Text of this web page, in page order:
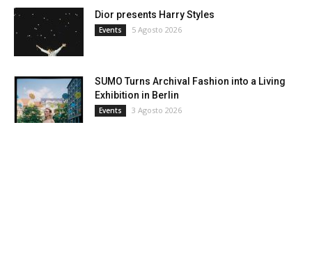
Dior presents Harry Styles
Events 5 Agosto 2026
SUMO Turns Archival Fashion into a Living
Exhibition in Berlin
Events 3 Agosto 2026